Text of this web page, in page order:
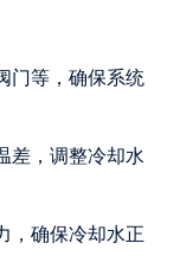
门等，确保系统
差，调整冷却水
，确保冷却水正